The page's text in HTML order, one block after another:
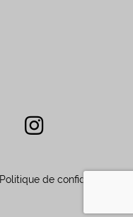
Politique de confidentialité